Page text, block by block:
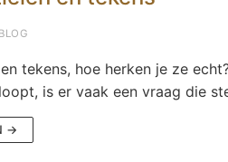
BLOG
tekens, hoe herken je ze
is er vaak een vraag die
→